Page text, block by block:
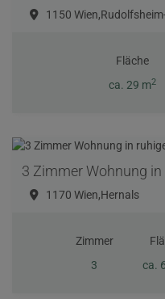
1150
Fläche
ca. 29 m2
3 Zimmer Wohnung
1170 Wien,Hernals
Zimmer
3
ca.